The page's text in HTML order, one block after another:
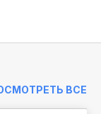
ВСЕ